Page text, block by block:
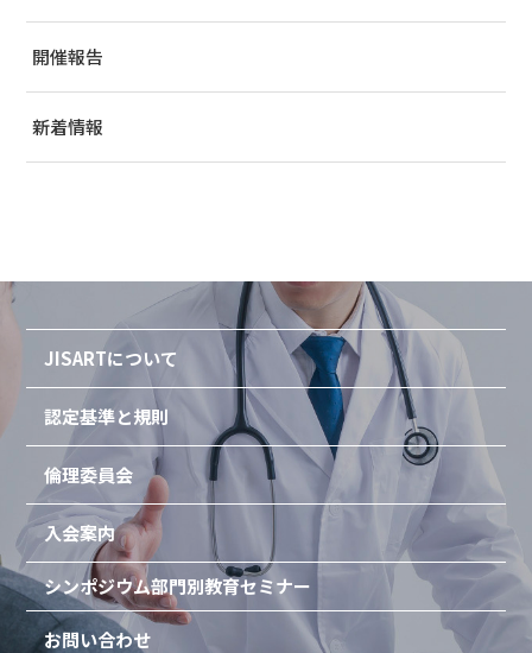
開催報告
新着情報
JISARTについて
認定基準と規則
倫理委員会
入会案内
シンポジウム部門別教育セミナー
お問い合わせ